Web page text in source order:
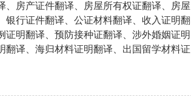
房产证件翻译、房屋所有权证翻译、房屋
行证件翻译、公证材料翻译、收入证明翻
明翻译、预防接种证翻译、涉外婚姻证明
译、海归材料证明翻译、出国留学材料证